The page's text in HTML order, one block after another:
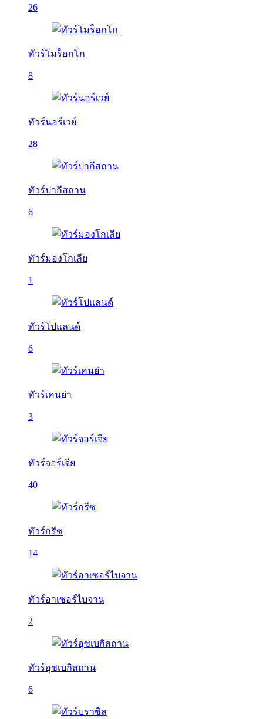
26
ทัวร์โมร็อกโก
8
ทัวร์นอร์เวย์
28
ทัวร์ปากีสถาน
6
ทัวร์มองโกเลีย
1
ทัวร์โปแลนด์
6
ทัวร์เคนย่า
3
ทัวร์จอร์เจีย
40
ทัวร์กรีซ
14
ทัวร์อาเซอร์ไบจาน
2
ทัวร์อุซเบกิสถาน
6